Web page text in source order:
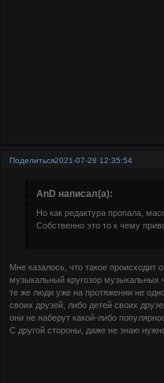
Поделиться2021-07-28 12:35:54
AnD написал(а):
Но как редактура пропала,
Собственно это то к чему
Мне казалось, что такое
музыкальный кругозор
те же люди уже на протяжении не
своих друзей, либо детей своих
они не наберут какой-либо
С другой стороны, даже не знаю